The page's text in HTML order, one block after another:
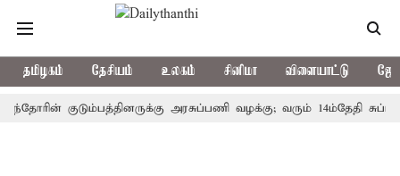
தமிழகம் தேசியம் உலகம் சினிமா விளையாட்டு
குடும்பத்தினருக்கு அரசுப்பணி வழக்கு; வரும் 14ம்தேதி